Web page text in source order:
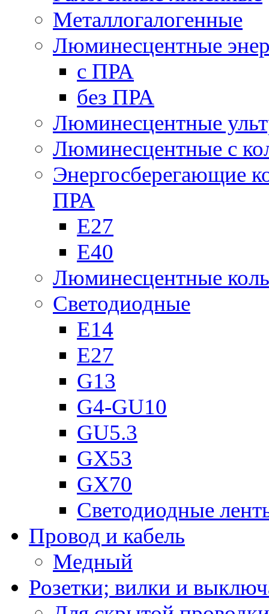
Металлогалогенные
Люминесцентные
с ПРА
без ПРА
Люминесцентные
Люминесцентные с
Энергосберегающие
ПРА
Е27
Е40
Люминесцентные
Светодиодные
Е14
Е27
G13
G4-GU10
GU5.3
GX53
GX70
Светодиодные
Провод и кабель
Медный
Розетки; вилки и